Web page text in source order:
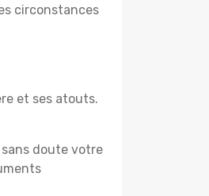
circonstances
et ses atouts.
doute votre